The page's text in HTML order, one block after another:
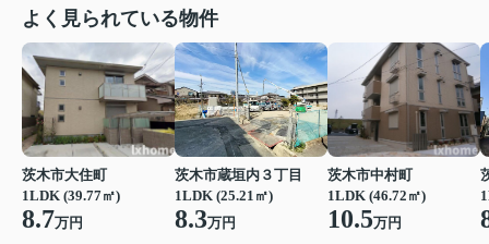
よく見られている物件
茨木市大住町
1LDK (39.77㎡)
8.7万円
茨木市蔵垣内３丁目
1LDK (25.21㎡)
8.3万円
茨木市中村町
1LDK (46.72㎡)
10.5万円